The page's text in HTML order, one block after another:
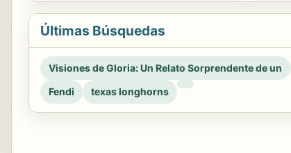
Últimas Búsquedas
Visiones de Gloria: Un Relato Sorprendente de un
Fendi
texas longhorns